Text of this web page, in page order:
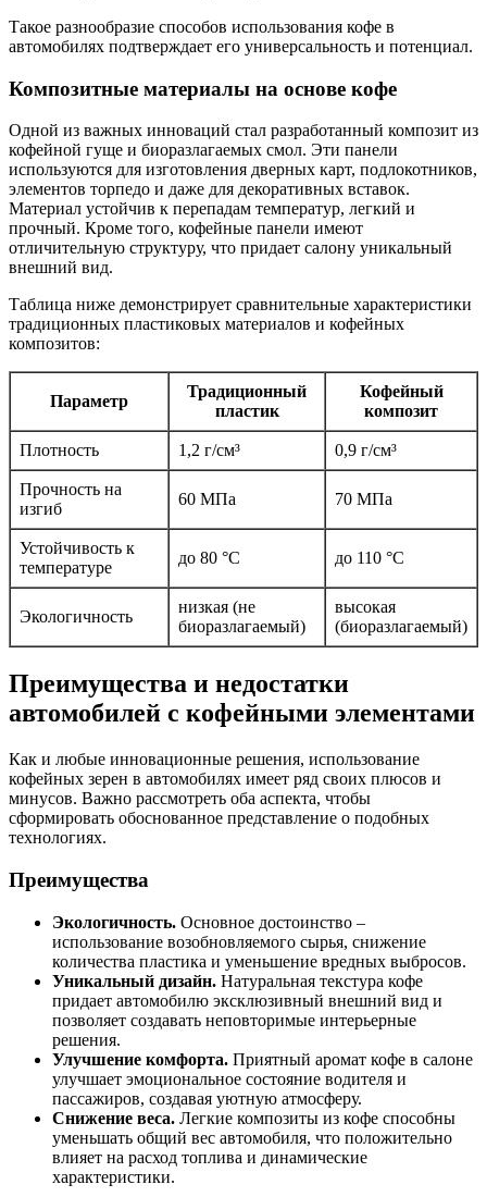
Такое разнообразие способов использования кофе в
автомобилях подтверждает его универсальность и потенциал.
Композитные материалы на основе кофе
Одной из важных инноваций стал разработанный композит из
кофейной гуще и биоразлагаемых смол. Эти панели
используются для изготовления дверных карт, подлокотников,
элементов торпедо и даже для декоративных вставок.
Материал устойчив к перепадам температур, легкий и
прочный. Кроме того, кофейные панели имеют
отличительную структуру, что придает салону уникальный
внешний вид.
Таблица ниже демонстрирует сравнительные характеристики
традиционных пластиковых материалов и кофейных
композитов:
Параметр
Традиционный
пластик
Кофейный
композит
Плотность 1,2 г/см³ 0,9 г/см³
Прочность на
изгиб
60 МПа 70 МПа
Устойчивость к
температуре
до 80 °C до 110 °C
Экологичность
низкая (не
биоразлагаемый)
высокая
(биоразлагаемый)
Преимущества и недостатки
автомобилей с кофейными элементами
Как и любые инновационные решения, использование
кофейных зерен в автомобилях имеет ряд своих плюсов и
минусов. Важно рассмотреть оба аспекта, чтобы
сформировать обоснованное представление о подобных
технологиях.
Преимущества
Экологичность. Основное достоинство –
использование возобновляемого сырья, снижение
количества пластика и уменьшение вредных выбросов.
Уникальный дизайн. Натуральная текстура кофе
придает автомобилю эксклюзивный внешний вид и
позволяет создавать неповторимые интерьерные
решения.
Улучшение комфорта. Приятный аромат кофе в салоне
улучшает эмоциональное состояние водителя и
пассажиров, создавая уютную атмосферу.
Снижение веса. Легкие композиты из кофе способны
уменьшать общий вес автомобиля, что положительно
влияет на расход топлива и динамические
характеристики.